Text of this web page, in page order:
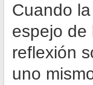
Cuando
espejo de
reflexión
uno